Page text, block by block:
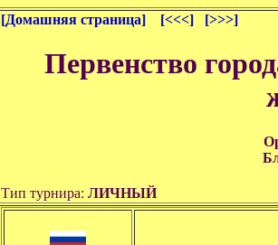
[Домашняя страница] [<<<] [>>>]
Первенство
Тип турнира: ЛИЧНЫЙ